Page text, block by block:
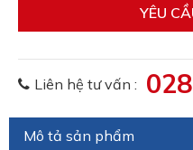
YÊU
Liên hệ tư vấn :
Mô tả sản phẩm